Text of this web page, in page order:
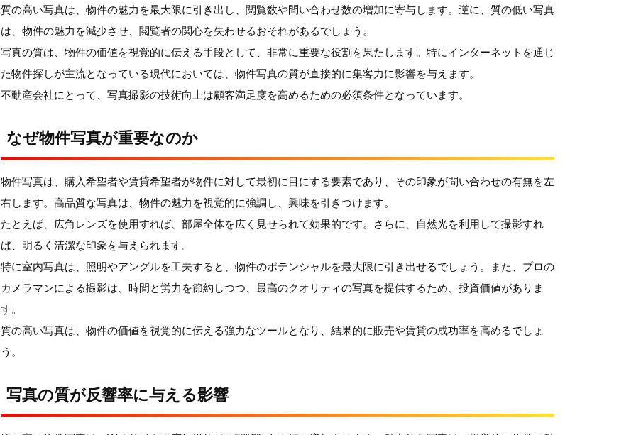
質の高い写真は、物件の魅力を最大限に引き出し、閲覧数や問い合わせ数の増加に寄与します。逆に、質の低い写真
は、物件の魅力を減少させ、閲覧者の関心を失わせるおそれがあるでしょう。
写真の質は、物件の価値を視覚的に伝える手段として、非常に重要な役割を果たします。特にインターネットを通じ
た物件探しが主流となっている現代においては、物件写真の質が直接的に集客力に影響を与えます。
不動産会社にとって、写真撮影の技術向上は顧客満足度を高めるための必須条件となっています。
なぜ物件写真が重要なのか
物件写真は、購入希望者や賃貸希望者が物件に対して最初に目にする要素であり、その印象が問い合わせの有無を左
右します。高品質な写真は、物件の魅力を視覚的に強調し、興味を引きつけます。
たとえば、広角レンズを使用すれば、部屋全体を広く見せられて効果的です。さらに、自然光を利用して撮影すれ
ば、明るく清潔な印象を与えられます。
特に室内写真は、照明やアングルを工夫すると、物件のポテンシャルを最大限に引き出せるでしょう。また、プロの
カメラマンによる撮影は、時間と労力を節約しつつ、最高のクオリティの写真を提供するため、投資価値がありま
す。
質の高い写真は、物件の価値を視覚的に伝える強力なツールとなり、結果的に販売や賃貸の成功率を高めるでしょ
う。
写真の質が反響率に与える影響